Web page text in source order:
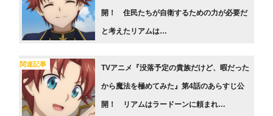
開！ 住民たちが自衛するための力が必要だ
と考えたリアムは…
関連記事 TVアニメ『没落予定の貴族だけど、暇だった
から魔法を極めてみた』第4話のあらすじ公
開！ リアムはラードーンに頼まれ…